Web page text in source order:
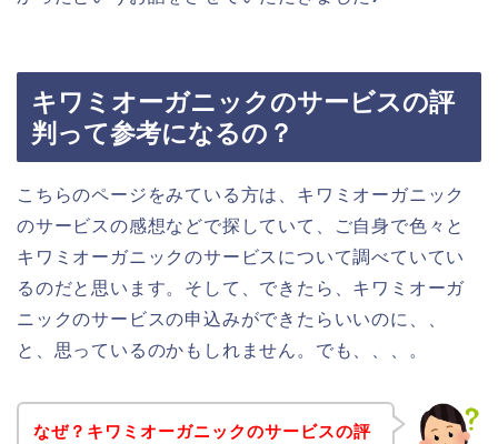
キワミオーガニックのサービスの評
判って参考になるの？
こちらのページをみている方は、キワミオーガニック
のサービスの感想などで探していて、ご自身で色々と
キワミオーガニックのサービスについて調べていてい
るのだと思います。そして、できたら、キワミオーガ
ニックのサービスの申込みができたらいいのに、、
と、思っているのかもしれません。でも、、、。
なぜ？キワミオーガニックのサービスの評